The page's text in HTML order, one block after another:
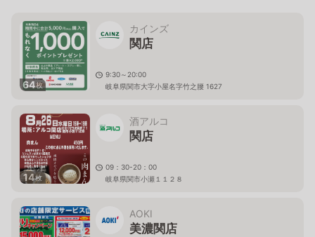
64枚
カインズ
関店
9:30～20:00
岐阜県関市大字小屋名字竹之腰 1627
14枚
酒アルコ
関店
09：30-20：00
岐阜県関市小瀬１１２８
AOKI
美濃関店